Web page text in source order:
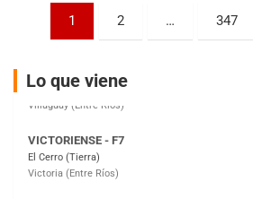
Paginación
entradas
1 2 … 347
Lo que viene
Parque de la Velocidad (Asfalto)
Villaguay (Entre Ríos)
El Cerro (Tierra)
Victoria (Entre Ríos)
Moto Club Reginense (Tierra)
Gral. E. Godoy (Río Negro)